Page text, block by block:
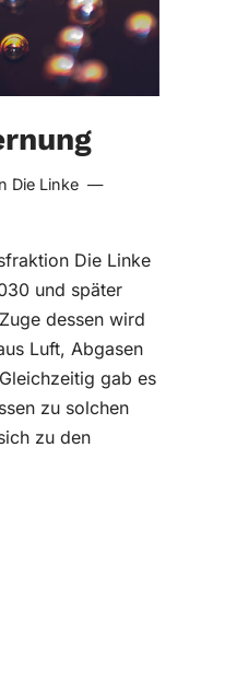
Die Linke
Die Linke
und später
dessen wird
Luft, Abgasen
gab es
zu solchen
zu den